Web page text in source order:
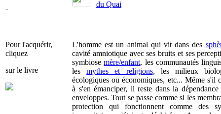
-
du Quai
Pour l'acquérir,
cliquez
sur le livre
L'homme est un animal qui vit dans des
cavité amniotique avec ses bruits et ses
symbiosemère/enfant, les communautés
lesmythes et religions, les milieux
écologiques ou économiques, etc... Même s'il
à s'en émanciper, il reste dans la dépendance
enveloppes. Tout se passe comme si les
protection qui fonctionnent comme des